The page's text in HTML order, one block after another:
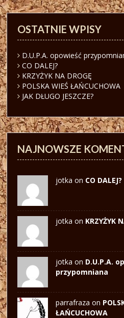
OSTATNIE WPISY
D.U.P.A. opowieść
CO DALEJ?
KRZYŻYK NA DROGĘ
POLSKA WIEŚ ŁAŃCUCHOWA
JAK DŁUGO JESZCZE?
NAJNOWSZE
jotka on CO DALEJ?
jotka on KRZYŻYK
jotka on D.U.P.A.
przypomniana
parrafraza on
ŁAŃCUCHOWA